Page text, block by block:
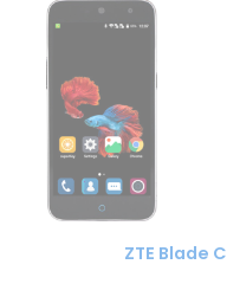
ZTE Blade C